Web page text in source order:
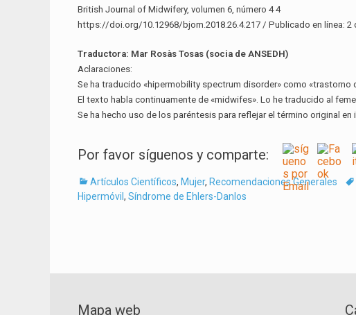
British Journal of Midwifery, volumen 6, número 4 4
https://doi.org/10.12968/bjom.2018.26.4.217 / Publicado en línea: 2
Traductora: Mar Rosàs Tosas (socia de ANSEDH)
Aclaraciones:
Se ha traducido «hipermobility spectrum disorder» como «trastorno
El texto habla continuamente de «midwifes». Lo he traducido al
Se ha hecho uso de los paréntesis para reflejar el término original
Por favor síguenos y comparte:
Categorías
Artículos Científicos, Mujer, Recomendaciones Generales
Hipermóvil , Síndrome de Ehlers-Danlos
entradas
Mapa web